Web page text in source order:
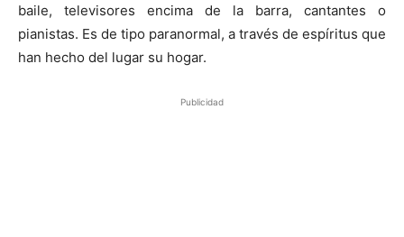
baile, televisores encima de la barra, cantantes o
pianistas. Es de tipo paranormal, a través de espíritus que
han hecho del lugar su hogar.
Publicidad